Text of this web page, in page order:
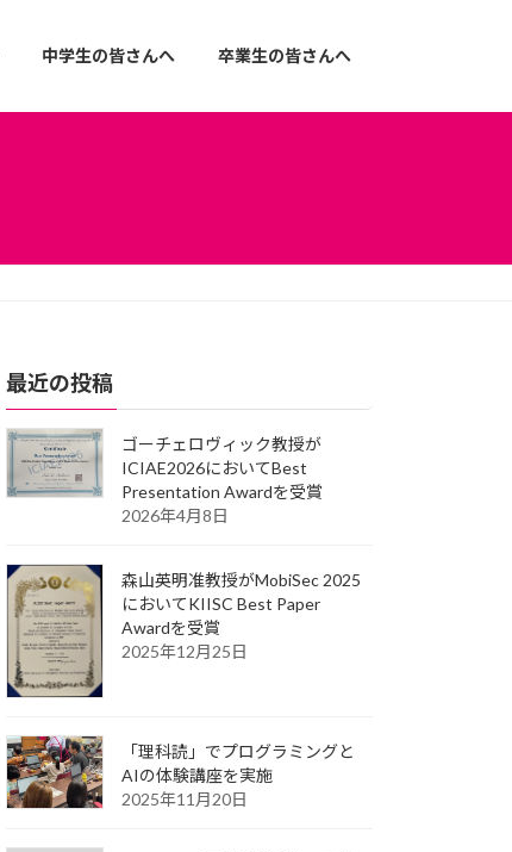
中学生の皆さんへ 卒業生の皆さんへ
最近の投稿
ゴーチェロヴィック教授が
ICIAE2026においてBest
Presentation Awardを受賞
2026年4月8日
森山英明准教授がMobiSec 2025
においてKIISC Best Paper
Awardを受賞
2025年12月25日
「理科読」でプログラミングと
AIの体験講座を実施
2025年11月20日